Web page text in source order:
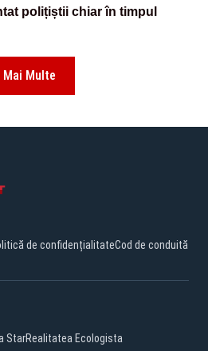
polițiștii chiar în timpul
Mai Multe
de confidențialitateCod de conduită
StarRealitatea Ecologista